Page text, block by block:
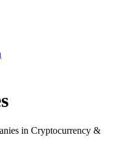
in Cryptocurrency &